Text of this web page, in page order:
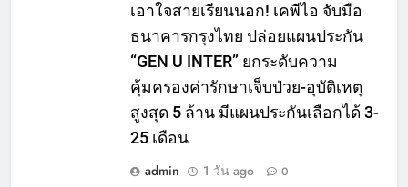
เอาใจสายเรียนนอก! เคพีไอ จับมือ
ธนาคารกรุงไทย ปล่อยแผนประกัน
“GEN U INTER” ยกระดับความ
คุ้มครองค่ารักษาเจ็บป่วย-อุบัติเหตุ
สูงสุด 5 ล้าน มีแผนประกันเลือกได้ 3-
25 เดือน
admin
1 วัน ago 0